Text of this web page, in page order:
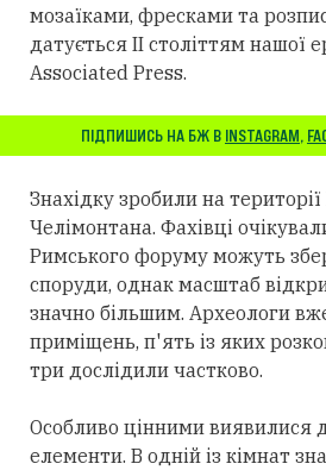
мозаїками, фресками та
датується II століттям нашої
Associated Press.
ПІДПИШИСЬ НА БЖ В INSTAGRAM,
Знахідку зробили на
Челімонтана. Фахівці
Римського форуму можуть
споруди, однак масштаб
значно більшим. Археологи
приміщень, п'ять із яких
три дослідили частково.
Особливо цінними виявилися
елементи. В одній із кімнат